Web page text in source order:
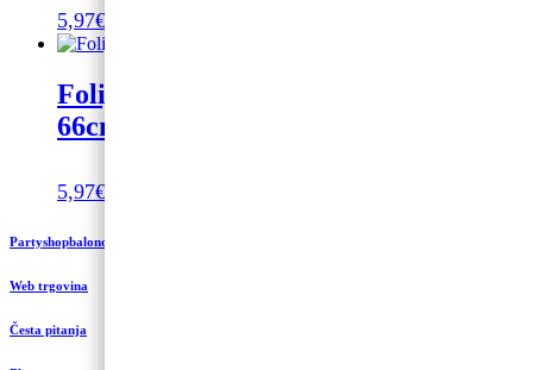
5,97€
Folijski balon na helij broj 2 gold rose
66cm
5,97€
Partyshopbaloncic.hr
Web trgovina
Česta pitanja